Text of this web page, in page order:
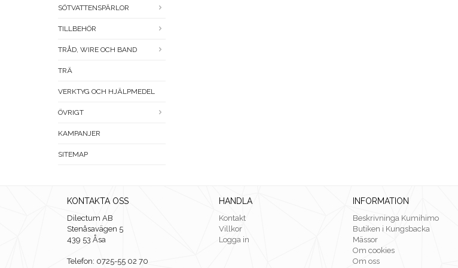
SÖTVATTENSPÄRLOR
TILLBEHÖR
TRÅD, WIRE OCH BAND
TRÄ
VERKTYG OCH HJÄLPMEDEL
ÖVRIGT
KAMPANJER
SITEMAP
KONTAKTA OSS
Dilectum AB
Stenåsavägen 5
439 53 Åsa
Telefon: 0725-55 02 70
HANDLA
Kontakt
Villkor
Logga in
INFORMATION
Beskrivninga Kumihimo
Butiken i Kungsbacka
Mässor
Om cookies
Om oss